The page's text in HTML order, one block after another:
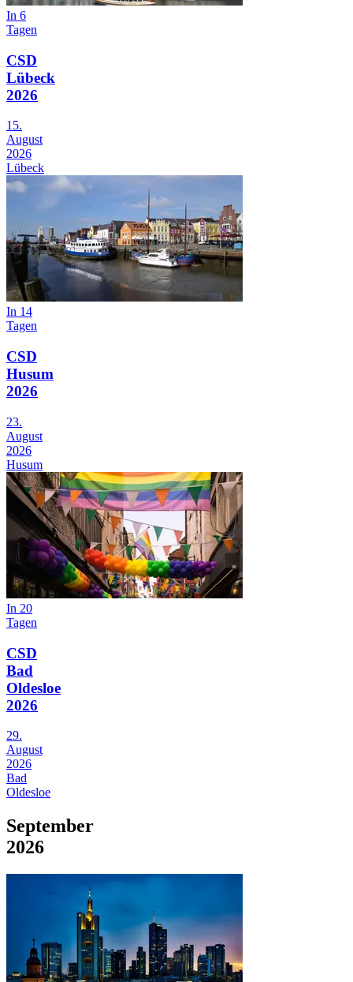
In 6
Tagen
CSD
Lübeck
2026
15.
August
2026
Lübeck
In 14
Tagen
CSD
Husum
2026
23.
August
2026
Husum
In 20
Tagen
CSD
Bad
Oldesloe
2026
29.
August
2026
Bad
Oldesloe
September
2026